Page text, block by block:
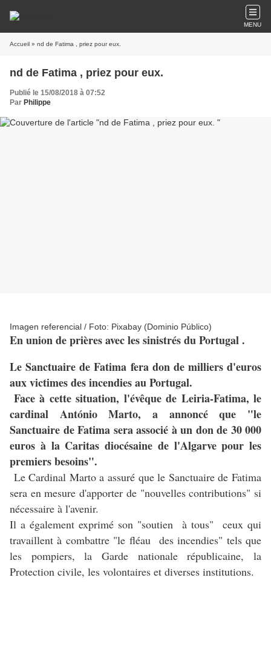
MENU
Accueil » nd de Fatima , priez pour eux.
nd de Fatima , priez pour eux.
Publié le 15/08/2018 à 07:52
Par Philippe
Imagen referencial / Foto: Pixabay (Dominio Público)
En union de prières avec les sinistrés du Portugal .
Le Sanctuaire de Fatima fera don de milliers d'euros
aux victimes des incendies au Portugal.
Face à cette situation, l'évêque de Leiria-Fatima, le
cardinal António Marto, a annoncé que "le
Sanctuaire de Fatima sera associé à un don de 30 000
euros à la Caritas diocésaine de l'Algarve pour les
premiers besoins".
Le Cardinal Marto a assuré que le Sanctuaire de Fatima
sera en mesure d'apporter de "nouvelles contributions" si
nécessaire à l'avenir.
Il a également exprimé son "soutien à tous" ceux qui
travaillent à combattre "le fléau des incendies" tels que
les pompiers, la Garde nationale républicaine, la
Protection civile, les volontaires et diverses institutions.